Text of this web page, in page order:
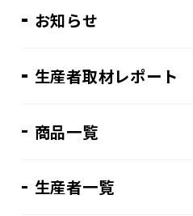
お知らせ
生産者取材レポート
商品一覧
生産者一覧